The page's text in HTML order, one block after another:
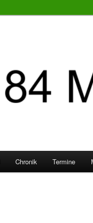
Chronik Termine